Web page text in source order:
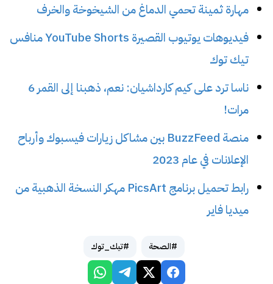
مهارة ثمينة تحمي الدماغ من الشيخوخة والخرف
فيديوهات يوتيوب القصيرة YouTube Shorts منافس
تيك توك
ناسا ترد على كيم كارداشيان: نعم، ذهبنا إلى القمر 6
مرات!
منصة BuzzFeed بين مشاكل زيارات فيسبوك وأرباح
الإعلانات في عام 2023
رابط تحميل برنامج PicsArt مهكر النسخة الذهبية من
ميديا فاير
#الصحة #تيك_توك